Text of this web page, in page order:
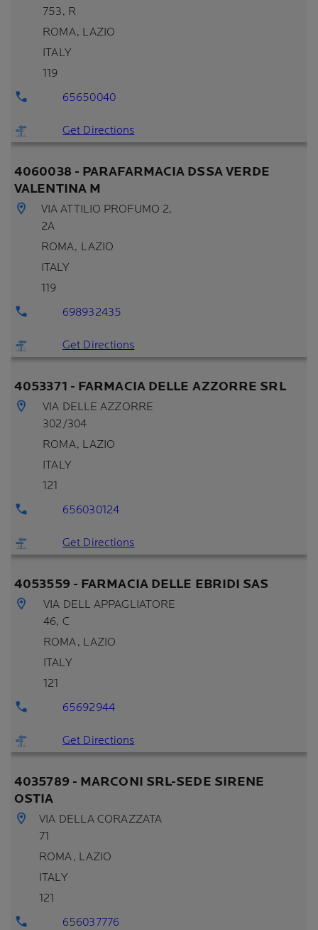
753, R
ROMA, LAZIO
ITALY
119
65650040
Get Directions
4060038 - PARAFARMACIA DSSA VERDE
VALENTINA M
VIA ATTILIO PROFUMO 2,
2A
ROMA, LAZIO
ITALY
119
698932435
Get Directions
4053371 - FARMACIA DELLE AZZORRE SRL
VIA DELLE AZZORRE
302/304
ROMA, LAZIO
ITALY
121
656030124
Get Directions
4053559 - FARMACIA DELLE EBRIDI SAS
VIA DELL APPAGLIATORE
46, C
ROMA, LAZIO
ITALY
121
65692944
Get Directions
4035789 - MARCONI SRL-SEDE SIRENE
OSTIA
VIA DELLA CORAZZATA
71
ROMA, LAZIO
ITALY
121
656037776